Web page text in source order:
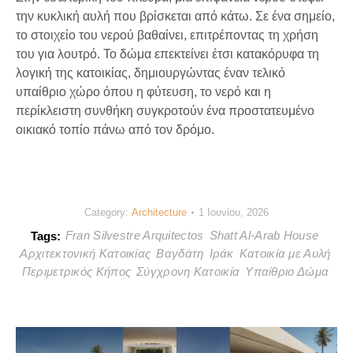
την κυκλική αυλή που βρίσκεται από κάτω. Σε ένα σημείο,
το στοιχείο του νερού βαθαίνει, επιτρέποντας τη χρήση
του για λουτρό. Το δώμα επεκτείνει έτσι κατακόρυφα τη
λογική της κατοικίας, δημιουργώντας έναν τελικό
υπαίθριο χώρο όπου η φύτευση, το νερό και η
περίκλειστη συνθήκη συγκροτούν ένα προστατευμένο
οικιακό τοπίο πάνω από τον δρόμο.
Category: Architecture 1 Ιουνίου, 2026
Tags: Fran Silvestre Arquitectos Shatt Al-Arab House
Αρχιτεκτονική Κατοικίας Βαγδάτη Ιράκ Κατοικία με Αυλή
Περιμετρικός Κήπος Σύγχρονη Κατοικία Υπαίθριο Δώμα